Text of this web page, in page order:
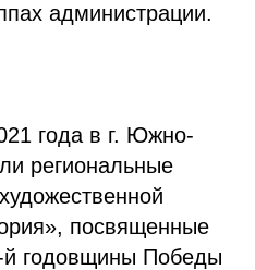
администрации.
года в г. Южно-
региональные
посвященные
й годовщины Победы